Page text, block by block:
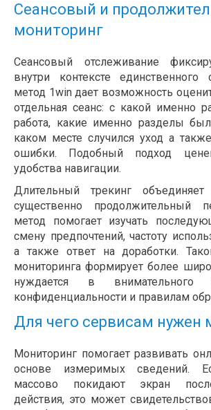
Сеансовый и
мониторинг
Сеансовый отслеживание
внутри контексте единственного
метод 1win дает возможность
отдельная сеанс: с какой именно
работа, какие именно разделы
каком месте случился уход а
ошибки. Подобный подход
удобства навигации.
Длительный трекинг объединяет
существенно продолжительный
метод помогает изучать
смену предпочтений, частоту
а также ответ на доработки.
мониторинга формирует более
нуждается в
конфиденциальности и правилам
Для чего сервисам нужен
Мониторинг помогает развивать
основе измеримых сведений.
массово покидают экран
действия, это может